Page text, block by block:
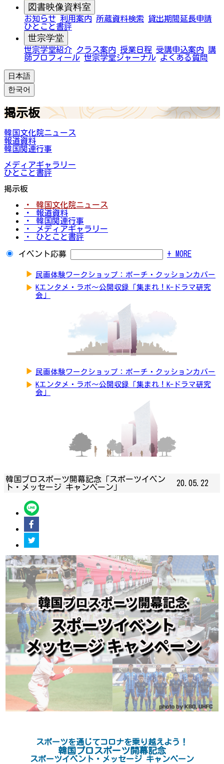
図書映像資料室
お知らせ 利用案内 所蔵資料検索
貸出期間延長申請
ひとこと書評
世宗学堂
世宗学堂紹介 クラス案内 授業日程 受講申込案内 講
師プロフィール 世宗学堂ジャーナル よくある質問
日本語
한국어
掲示板
韓国文化院ニュース
報道資料
韓国関連行事
メディアギャラリー
ひとこと書評
掲示板
・ 韓国文化院ニュース
・ 報道資料
・ 韓国関連行事
・ メディアギャラリー
・ ひとこと書評
イベント応募 + MORE
▶ 民画体験ワークショップ：ポーチ・クッションカバー
▶ Kエンタメ・ラボ～公開収録「集まれ！K-ドラマ研究
会」
▶ 民画体験ワークショップ：ポーチ・クッションカバー
▶ Kエンタメ・ラボ～公開収録「集まれ！K-ドラマ研究
会」
韓国プロスポーツ開幕記念「スポーツイベン
ト・メッセージ キャンペーン」
20.05.22
スポーツを通じてコロナを乗り越えよう！
韓国プロスポーツ開幕記念
スポーツイベント・メッセージ キャンペーン